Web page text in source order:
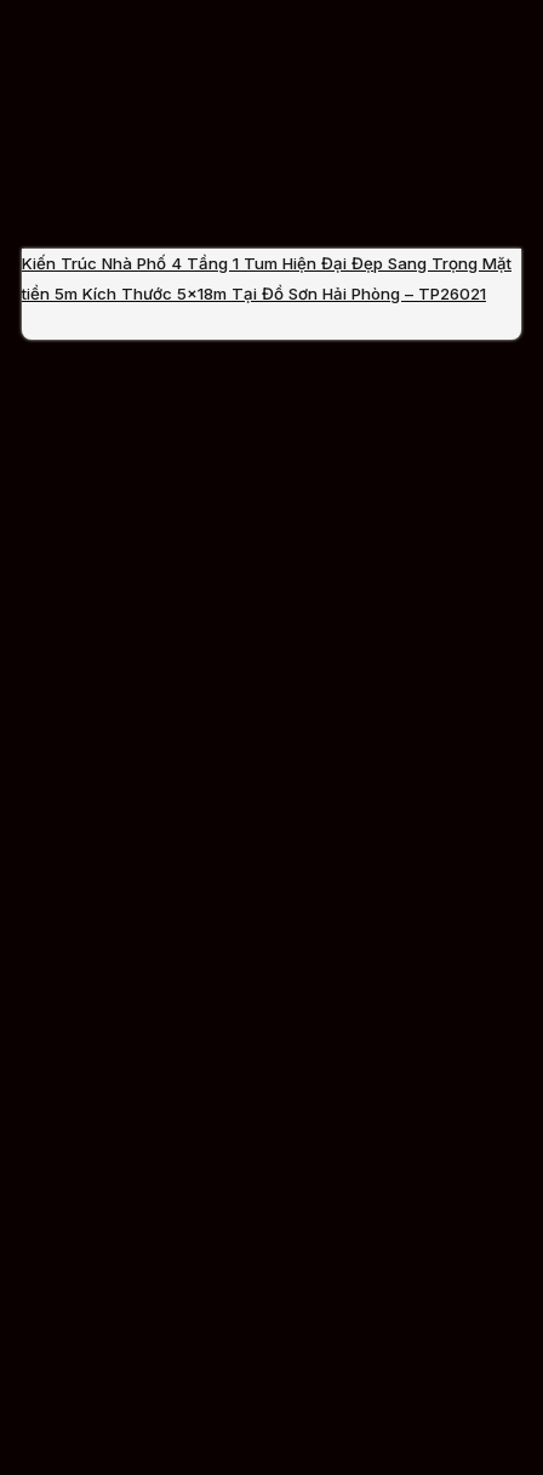
Kiến Trúc Nhà Phố 4 Tầng 1 Tum Hiện Đại Đẹp Sang Trọng Mặt
tiền 5m Kích Thước 5x18m Tại Đồ Sơn Hải Phòng – TP26021